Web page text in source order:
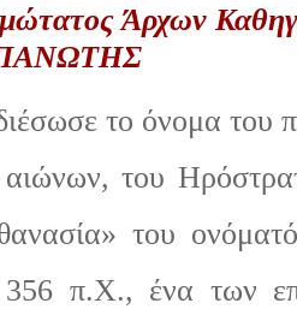
Άρχων
το όνομα του
του
του
π.Χ., ένα των